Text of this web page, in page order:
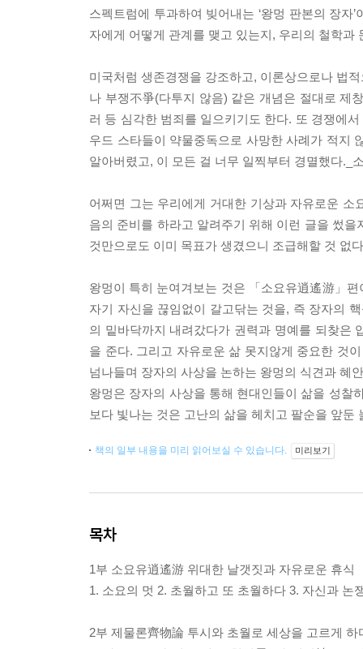
스펙트럼에 투과하여 빚어내는 ‘왕멍 판본의 장
자에게 어떻게 관계를 맺고 있는지, 우리의 철학
미국처럼 생존경쟁을 강조하고, 이론상으로나 법
나 부쟁不爭(다투지 않음) 같은 개념은 절대로 제
러 등 심각한 범죄를 일으키기도 한다. 또 경쟁에
우드 스타들이 약물중독으로 사망한 사례가 적지
알아버렸고, 이 모든 걸 너무 일찍부터 경멸했다._
어쩌면 그는 우리에게 거대한 기상과 자유로운
음의 준비를 하라고 알려주기 위해 이런 글을 썼을
것만으로도 이미 목표가 생겼으니 조급해할 것 없
왕멍이 특히 눈여겨보는 것은 「소요유逍遙游」
자기 자신을 끊임없이 갈고닦는 것을, 즉 장자의
의 밑바닥까지 내려갔다가 권력과 명예를 되찾은
을 준다. 그리고 자유로운 삶 못지않게 중요한 것
넘나들며 장자의 사상을 논하는 왕멍의 식견과 혜
왕멍은 장자의 사상을 통해 현대인들이 삶을 성찰
보다 빛나는 것은 고난의 삶을 헤치고 팔순을 앞
책의 일부 내용을 미리 읽어보실 수 있습니다. 미리보기
목차
1부 소요유逍遙游 위대한 날갯짓과 자유로운 휴식
1. 소요의 멋 2. 초월하고 또 초월하다 3. 자신과 논
2부 제물론齊物論 투시와 초월로 세상을 고르게 하